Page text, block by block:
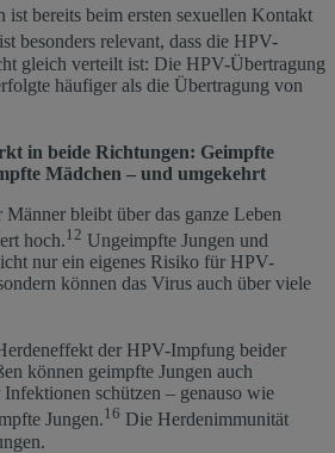
ist bereits beim ersten sexuellen Kontakt
besonders relevant, dass die HPV-
gleich verteilt ist: Die HPV-Übertragung
häufiger als die Übertragung von
in beide Richtungen: Geimpfte
Mädchen – und umgekehrt
bleibt über das ganze Leben
hoch.12 Ungeimpfte Jungen und
nur ein eigenes Risiko für HPV-
können das Virus auch über viele
der HPV-Impfung beider
können geimpfte Jungen auch
schützen – genauso wie
Jungen.16 Die Herdenimmunität